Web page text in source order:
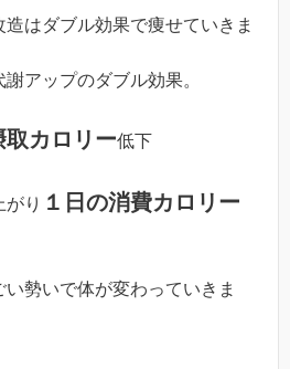
はダブル効果で痩せていきま
アップのダブル効果。
取カロリー低下
り １日の消費カロリー
勢いで体が変わっていきま